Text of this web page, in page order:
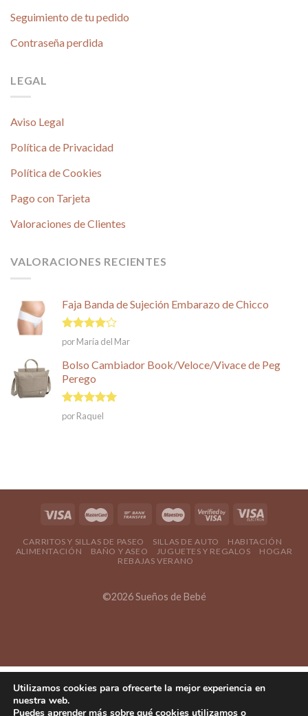
Seguimiento de tu pedido
Contraseña perdida
LEGAL
Aviso Legal
Política de Privacidad
Política de Cookies
Pago con Tarjeta
Valoraciones de Clientes
VALORACIONES RECIENTES
Faja Banda de Sujeción Embarazo de Chicco
Valorado
en
5
por María del Mar
Bolso Cambiador Book/Veloce/Vivace de Peg
Perego
Valorado en
5
de 5
por Raquel
CARRITOS Y SILLAS DE PASEO SILLAS DE AUTO
HABITACIÓN
ALIMENTACIÓN
BAÑO Y ASEO JUGUETES Y REGALOS
HOGAR
REBAJAS VERANO
©2026 Sueños de Bebé
Utilizamos cookies para ofrecerte la mejor experiencia en
nuestra web.
Puedes aprender más sobre qué cookies utilizamos o